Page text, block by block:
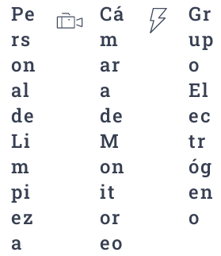
Pe
rs
on
al
de
Li
m
pi
ez
a
Cá
m
ar
a
de
M
on
it
or
eo
Gr
up
o
El
ec
tr
óg
en
o